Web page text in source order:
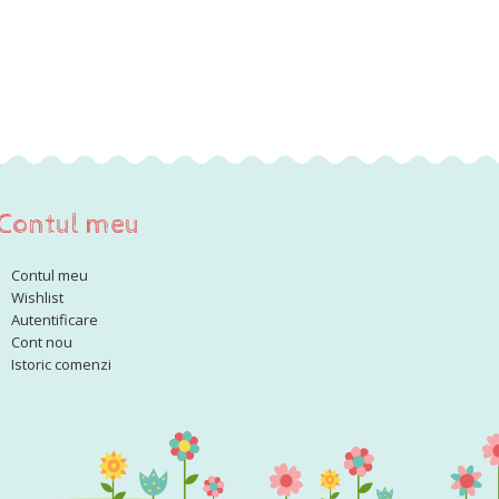
meu
Contul meu
Wishlist
Autentificare
Cont nou
Istoric comenzi